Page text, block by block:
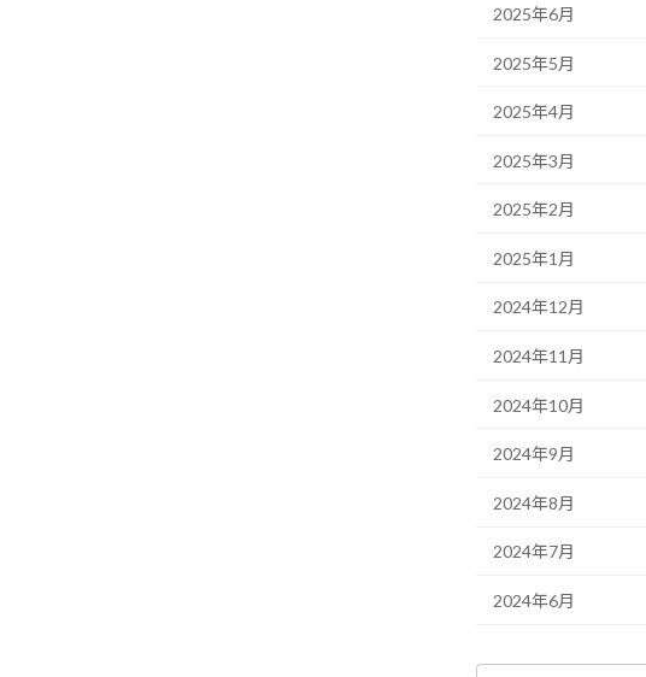
2025年6月
2025年5月
2025年4月
2025年3月
2025年2月
2025年1月
2024年12月
2024年11月
2024年10月
2024年9月
2024年8月
2024年7月
2024年6月